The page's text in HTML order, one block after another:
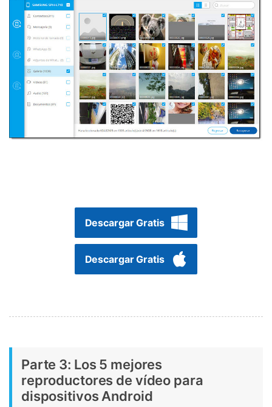
Descargar Gratis
Descargar Gratis
Parte 3: Los 5 mejores
reproductores de vídeo para
dispositivos Android